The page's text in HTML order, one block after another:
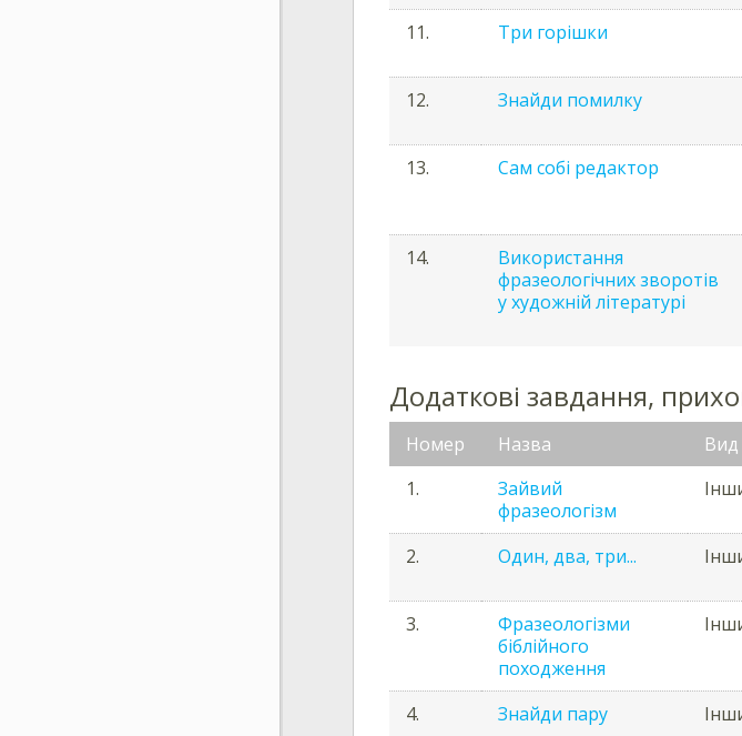
11.
Три горішки
12.
Знайди помилку
13.
Сам собі редактор
14.
Використання
фразеологічних зворотів
у художній літературі
Додаткові завдання,
Номер Назва Вид
1.
Зайвий
фразеологізм
2.
Один, два, три...
3.
Фразеологізми
біблійного
походження
4.
Знайди пару